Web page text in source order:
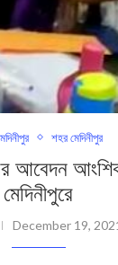
শহর মেদিনীপুর
আবেদন
মেদিনীপুরে
December 19,